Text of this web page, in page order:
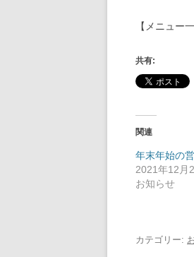
【メニュー一
共有:
関連
年末年始の
2021年12月
お知らせ
カテゴリー: